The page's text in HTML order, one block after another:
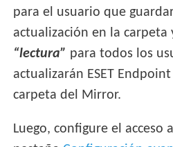
para el usuario que
actualización en la carpeta
“lectura” para todos los
actualizarán ESET
carpeta del Mirror.
Luego, configure el acceso